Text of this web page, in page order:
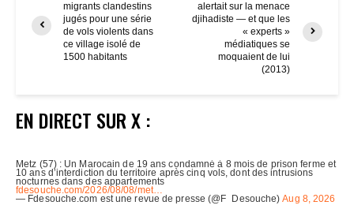
migrants clandestins
jugés pour une série
de vols violents dans
ce village isolé de
1500 habitants
alertait sur la menace
djihadiste — et que les
« experts »
médiatiques se
moquaient de lui
(2013)
EN DIRECT SUR X :